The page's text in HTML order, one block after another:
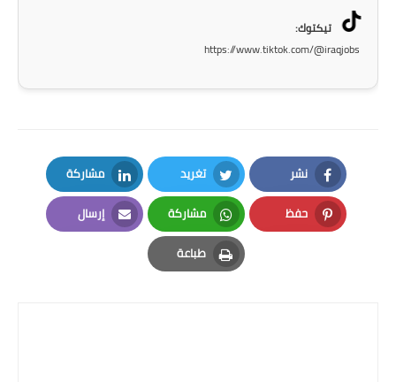
العطل
صحة وطب
فن ومشاهير
العامة
تيكتوك:
https://www.tiktok.com/@iraqjobs
نشر
Facebook
تغريد
Twitter
مشاركة
LinkedIn
حفظ
Pinterest
مشاركة
Whatsapp
إرسال
Email
طباعة
Print